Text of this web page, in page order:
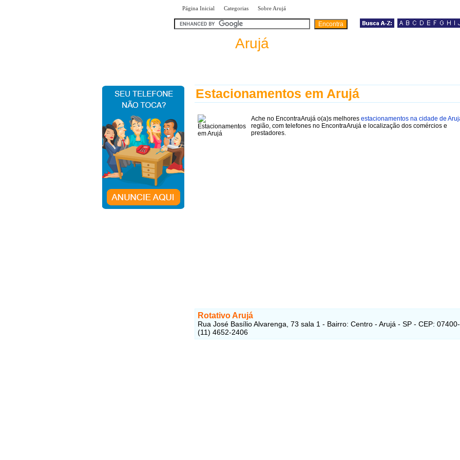
Página Inicial Categorias Sobre Arujá
Arujá
Estacionamentos em Arujá
Ache no EncontraArujá o(a)s melhores estacionamentos na cidade de
região, com telefones no EncontraArujá e localização dos comércios e
prestadores.
Rotativo Arujá
Rua José Basílio Alvarenga, 73 sala 1 - Bairro: Centro - Arujá - SP - CEP:
(11) 4652-2406